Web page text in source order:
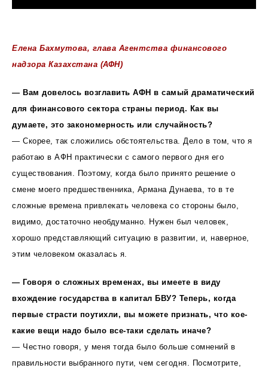
Елена Бахмутова, глава Агентства финансового
надзора Казахстана (АФН)
— Вам довелось возглавить АФН в самый драматический
для финансового сектора страны период. Как вы
думаете, это закономерность или случайность?
— Скорее, так сложились обстоятельства. Дело в том, что я
работаю в АФН практически с самого первого дня его
существования. Поэтому, когда было принято решение о
смене моего предшественника, Армана Дунаева, то в те
сложные времена привлекать человека со стороны было,
видимо, достаточно необдуманно. Нужен был человек,
хорошо представляющий ситуацию в развитии, и, наверное,
этим человеком оказалась я.
— Говоря о сложных временах, вы имеете в виду
вхождение государства в капитал БВУ? Теперь, когда
первые страсти поутихли, вы можете признать, что кое-
какие вещи надо было все-таки сделать иначе?
— Честно говоря, у меня тогда было больше сомнений в
правильности выбранного пути, чем сегодня. Посмотрите,